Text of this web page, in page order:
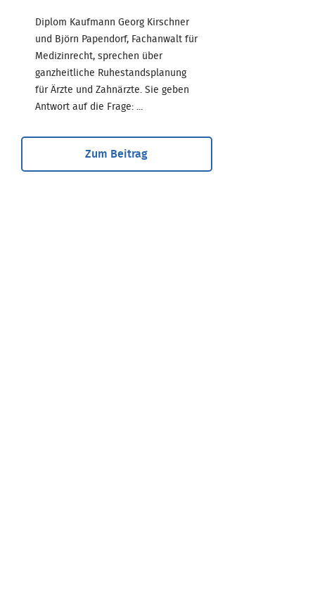
Diplom Kaufmann Georg Kirschner
und Björn Papendorf, Fachanwalt für
Medizinrecht, sprechen über
ganzheitliche Ruhestandsplanung
für Ärzte und Zahnärzte. Sie geben
Antwort auf die Frage: ...
Zum Beitrag